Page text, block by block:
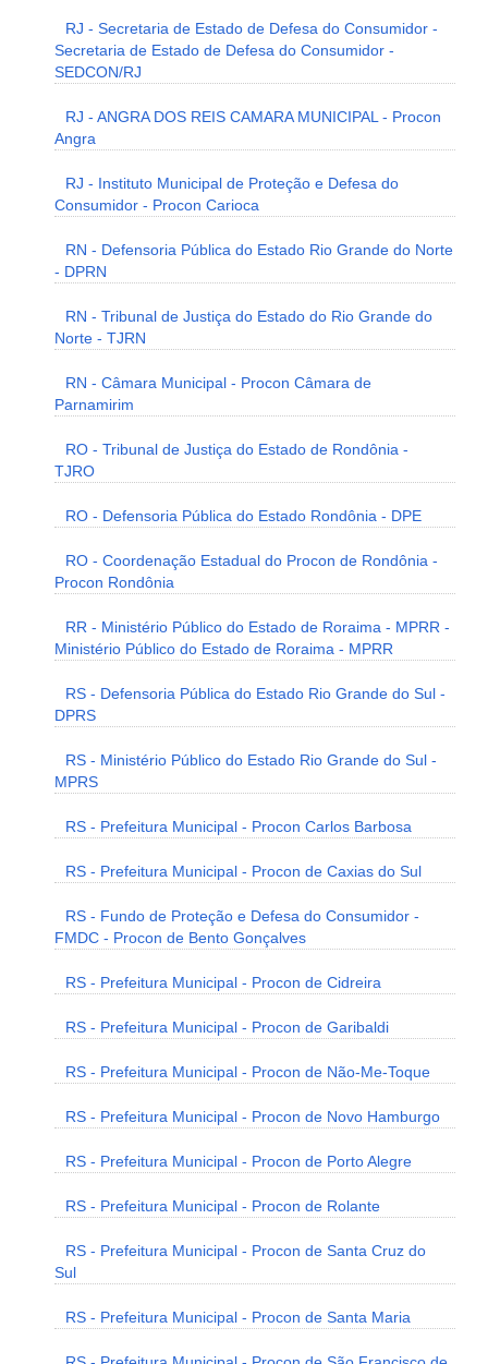
RJ - Secretaria de Estado de Defesa do Consumidor -
Secretaria de Estado de Defesa do Consumidor -
SEDCON/RJ
RJ - ANGRA DOS REIS CAMARA MUNICIPAL - Procon
Angra
RJ - Instituto Municipal de Proteção e Defesa do
Consumidor - Procon Carioca
RN - Defensoria Pública do Estado Rio Grande do Norte
- DPRN
RN - Tribunal de Justiça do Estado do Rio Grande do
Norte - TJRN
RN - Câmara Municipal - Procon Câmara de
Parnamirim
RO - Tribunal de Justiça do Estado de Rondônia -
TJRO
RO - Defensoria Pública do Estado Rondônia - DPE
RO - Coordenação Estadual do Procon de Rondônia -
Procon Rondônia
RR - Ministério Público do Estado de Roraima - MPRR -
Ministério Público do Estado de Roraima - MPRR
RS - Defensoria Pública do Estado Rio Grande do Sul -
DPRS
RS - Ministério Público do Estado Rio Grande do Sul -
MPRS
RS - Prefeitura Municipal - Procon Carlos Barbosa
RS - Prefeitura Municipal - Procon de Caxias do Sul
RS - Fundo de Proteção e Defesa do Consumidor -
FMDC - Procon de Bento Gonçalves
RS - Prefeitura Municipal - Procon de Cidreira
RS - Prefeitura Municipal - Procon de Garibaldi
RS - Prefeitura Municipal - Procon de Não-Me-Toque
RS - Prefeitura Municipal - Procon de Novo Hamburgo
RS - Prefeitura Municipal - Procon de Porto Alegre
RS - Prefeitura Municipal - Procon de Rolante
RS - Prefeitura Municipal - Procon de Santa Cruz do
Sul
RS - Prefeitura Municipal - Procon de Santa Maria